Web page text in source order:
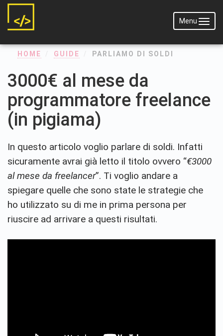
Menu
Menu
HOME GUIDE PARLIAMO DI SOLDI
3000€ al mese da
programmatore freelance
(in pigiama)
In questo articolo voglio parlare di soldi. Infatti
sicuramente avrai già letto il titolo ovvero “€3000
al mese da freelancer”. Ti voglio andare a
spiegare quelle che sono state le strategie che
ho utilizzato su di me in prima persona per
riuscire ad arrivare a questi risultati.